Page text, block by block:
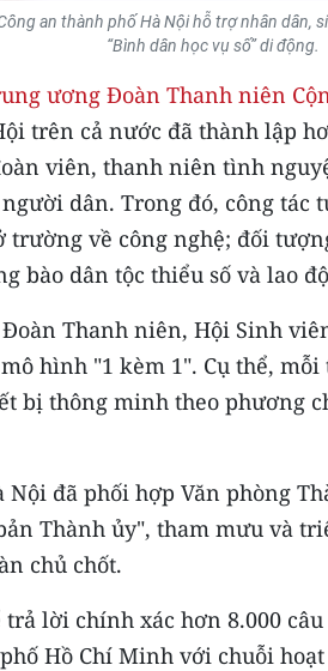
an thành phố Hà Nội hỗ trợ nhân dân,
“Bình dân học vụ số” di động.
ương Đoàn Thanh niên
trên cả nước đã thành lập
viên, thanh niên tình
dân. Trong đó, công
trường về công nghệ; đối
bào dân tộc thiểu số và lao
Thanh niên, Hội Sinh
hình "1 kèm 1". Cụ thể,
bị thông minh theo phương
Nội đã phối hợp Văn phòng
Thành ủy", tham mưu và
chủ chốt.
lời chính xác hơn 8.000
Hồ Chí Minh với chuỗi